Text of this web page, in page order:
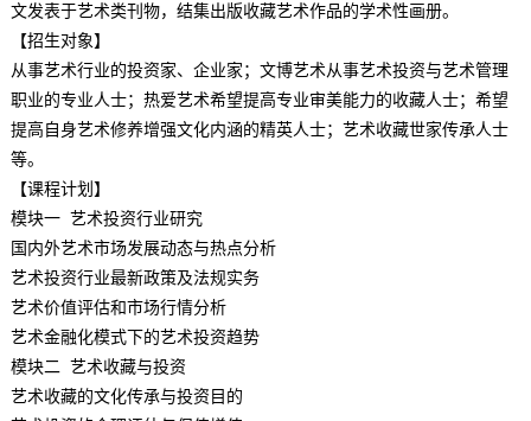
文发表于艺术类刊物，结集出版收藏艺术作品的学术性画册。
【招生对象】
从事艺术行业的投资家、企业家；文博艺术从事艺术投资与艺术管理
职业的专业人士；热爱艺术希望提高专业审美能力的收藏人士；希望
提高自身艺术修养增强文化内涵的精英人士；艺术收藏世家传承人士
等。
【课程计划】
模块一 艺术投资行业研究
国内外艺术市场发展动态与热点分析
艺术投资行业最新政策及法规实务
艺术价值评估和市场行情分析
艺术金融化模式下的艺术投资趋势
模块二 艺术收藏与投资
艺术收藏的文化传承与投资目的